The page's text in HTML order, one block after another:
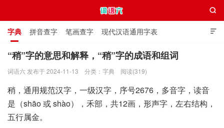

字典 拼音查字 笔画查字 现代汉语通用字表
通用规范汉字表 叠字大全 独体字大全 极简英语词典

“稍”字的意思和解释，“稍”字的成语和组词
词语六 发布于 2024-11-13 分类： 字典 阅读(319)
稍，通用规范汉字，一级汉字，序号2676，多音字，读音
是（shāo 或 shào），禾部，共12画，形声字，左右结构，
五行属金。